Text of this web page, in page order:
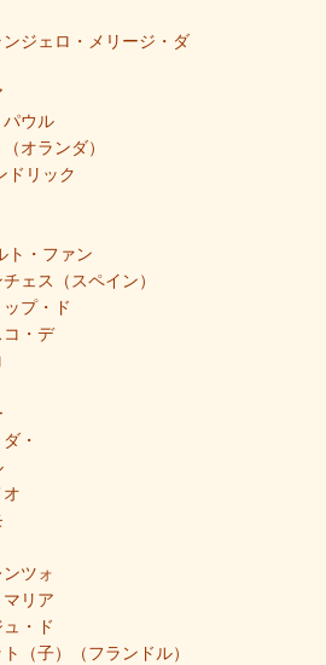
ジェロ・メリージ・ダ
ウル
オランダ）
ドリック
ト・ファン
ェス（スペイン）
プ・ド
コ・デ
・
ツォ
リア
・ド
（子）（フランドル）